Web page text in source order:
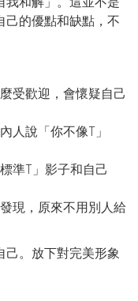
己的優點和缺點，不
受歡迎，會懷疑自己
人說「你不像T」
準T」影子和自己
現，原來不用別人給
己。放下對完美形象